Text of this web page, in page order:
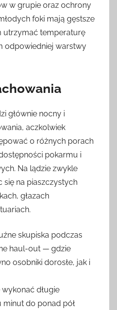
w grupie oraz ochrony
foki mają gęstsze
utrzymać temperaturę
odpowiedniej warstwy
głównie nocny i
aczkolwiek
o różnych porach
pokarmu i
Na lądzie zwykle
na piaszczystych
głazach
skupiska podczas
haul-out — gdzie
osobniki dorosłe, jak i
długie
minut do ponad pół